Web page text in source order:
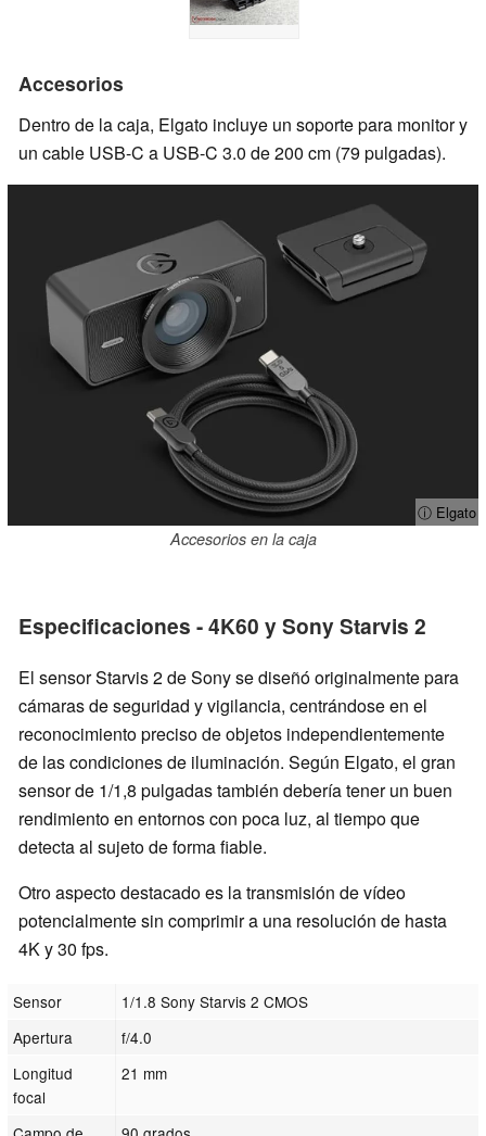
Accesorios
Dentro de la caja, Elgato incluye un soporte para monitor y
un cable USB-C a USB-C 3.0 de 200 cm (79 pulgadas).
ⓘ Elgato
Accesorios en la caja
Especificaciones - 4K60 y Sony Starvis 2
El sensor Starvis 2 de Sony se diseñó originalmente para
cámaras de seguridad y vigilancia, centrándose en el
reconocimiento preciso de objetos independientemente
de las condiciones de iluminación. Según Elgato, el gran
sensor de 1/1,8 pulgadas también debería tener un buen
rendimiento en entornos con poca luz, al tiempo que
detecta al sujeto de forma fiable.
Otro aspecto destacado es la transmisión de vídeo
potencialmente sin comprimir a una resolución de hasta
4K y 30 fps.
Sensor
1/1.8 Sony Starvis 2 CMOS
Apertura
f/4.0
Longitud
focal
21 mm